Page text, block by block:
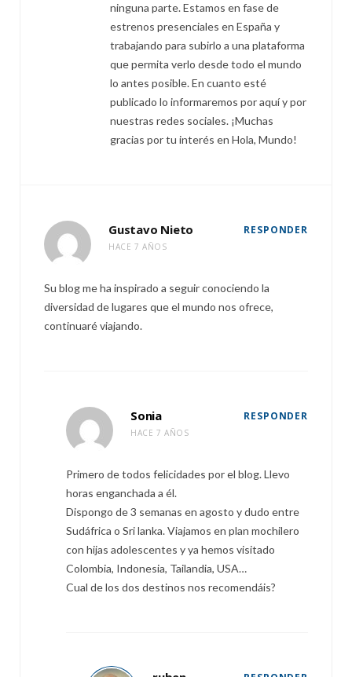
ninguna parte. Estamos en fase de
estrenos presenciales en España y
trabajando para subirlo a una plataforma
que permita verlo desde todo el mundo
lo antes posible. En cuanto esté
publicado lo informaremos por aquí y por
nuestras redes sociales. ¡Muchas
gracias por tu interés en Hola, Mundo!
Gustavo Nieto
HACE 7 AÑOS
RESPONDER
Su blog me ha inspirado a seguir conociendo la
diversidad de lugares que el mundo nos ofrece,
continuaré viajando.
Sonia
HACE 7 AÑOS
RESPONDER
Primero de todos felicidades por el blog. Llevo
horas enganchada a él.
Dispongo de 3 semanas en agosto y dudo entre
Sudáfrica o Sri lanka. Viajamos en plan mochilero
con hijas adolescentes y ya hemos visitado
Colombia, Indonesia, Tailandia, USA…
Cual de los dos destinos nos recomendáis?